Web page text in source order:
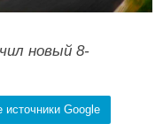
новый 8-
Google